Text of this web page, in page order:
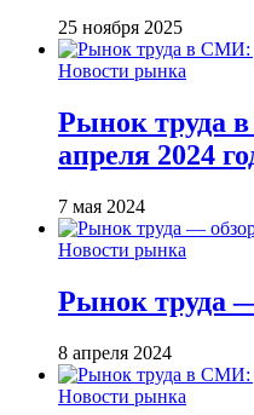
25 ноября 2025
Новости рынка
Рынок труда
апреля 2024
7 мая 2024
Новости рынка
Рынок труда
8 апреля 2024
Новости рынка